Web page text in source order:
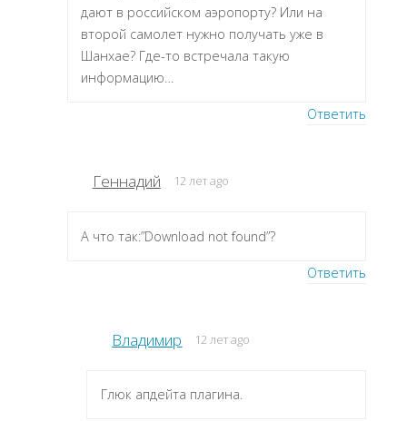
дают в российском аэропорту? Или на
второй самолет нужно получать уже в
Шанхае? Где-то встречала такую
информацию…
Ответить
Геннадий 12 лет ago
А что так:”Download not found”?
Ответить
Владимир 12 лет ago
Глюк апдейта плагина.